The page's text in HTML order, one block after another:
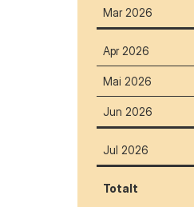
Mar 2026
Apr 2026
Mai 2026
Jun 2026
Jul 2026
Totalt